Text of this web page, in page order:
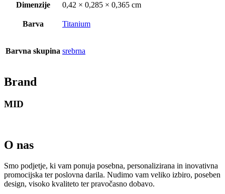
Dimenzije
0,42 × 0,285 × 0,365 cm
Barva Titanium
Barvna skupina srebrna
Brand
MID
O nas
Smo podjetje, ki vam ponuja posebna, personalizirana in inovativna
promocijska ter poslovna darila. Nudimo vam veliko izbiro, poseben
design, visoko kvaliteto ter pravočasno dobavo.